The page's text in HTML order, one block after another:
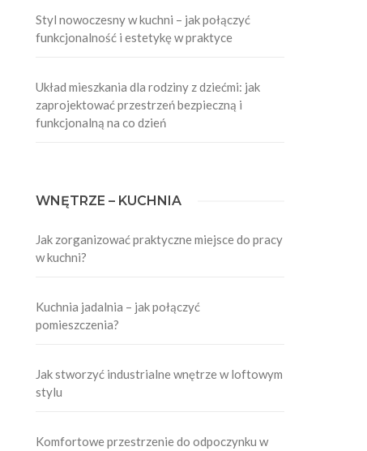
Styl nowoczesny w kuchni – jak połączyć
funkcjonalność i estetykę w praktyce
Układ mieszkania dla rodziny z dziećmi: jak
zaprojektować przestrzeń bezpieczną i
funkcjonalną na co dzień
WNĘTRZE – KUCHNIA
Jak zorganizować praktyczne miejsce do pracy
w kuchni?
Kuchnia jadalnia – jak połączyć
pomieszczenia?
Jak stworzyć industrialne wnętrze w loftowym
stylu
Komfortowe przestrzenie do odpoczynku w